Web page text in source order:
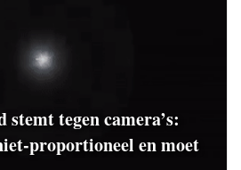
tegen camera’s:
proportioneel en moet